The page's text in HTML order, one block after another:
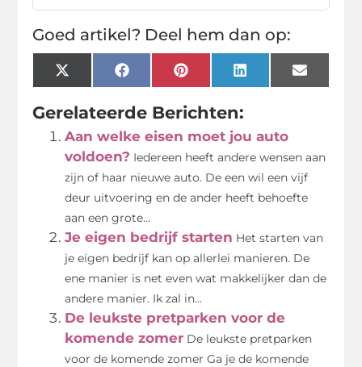
Goed artikel? Deel hem dan op:
X
(Twitter)
FacebookPinterestLinkedInEmail
Gerelateerde Berichten:
Aan welke eisen moet jou auto
voldoen? Iedereen heeft andere wensen aan
zijn of haar nieuwe auto. De een wil een vijf
deur uitvoering en de ander heeft behoefte
aan een grote...
Je eigen bedrijf starten Het starten van
je eigen bedrijf kan op allerlei manieren. De
ene manier is net even wat makkelijker dan de
andere manier. Ik zal in...
De leukste pretparken voor de
komende zomer De leukste pretparken
voor de komende zomer Ga je de komende